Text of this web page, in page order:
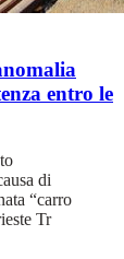
entro le
di
“carro
Tr